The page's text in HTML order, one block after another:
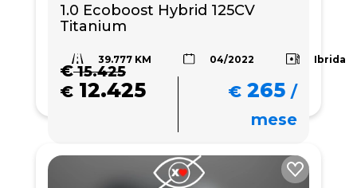
1.0 Ecoboost Hybrid 125CV
Titanium
39.777 KM 04/2022 Ibrida
€15.425
€ 12.425 € 265 /
mese